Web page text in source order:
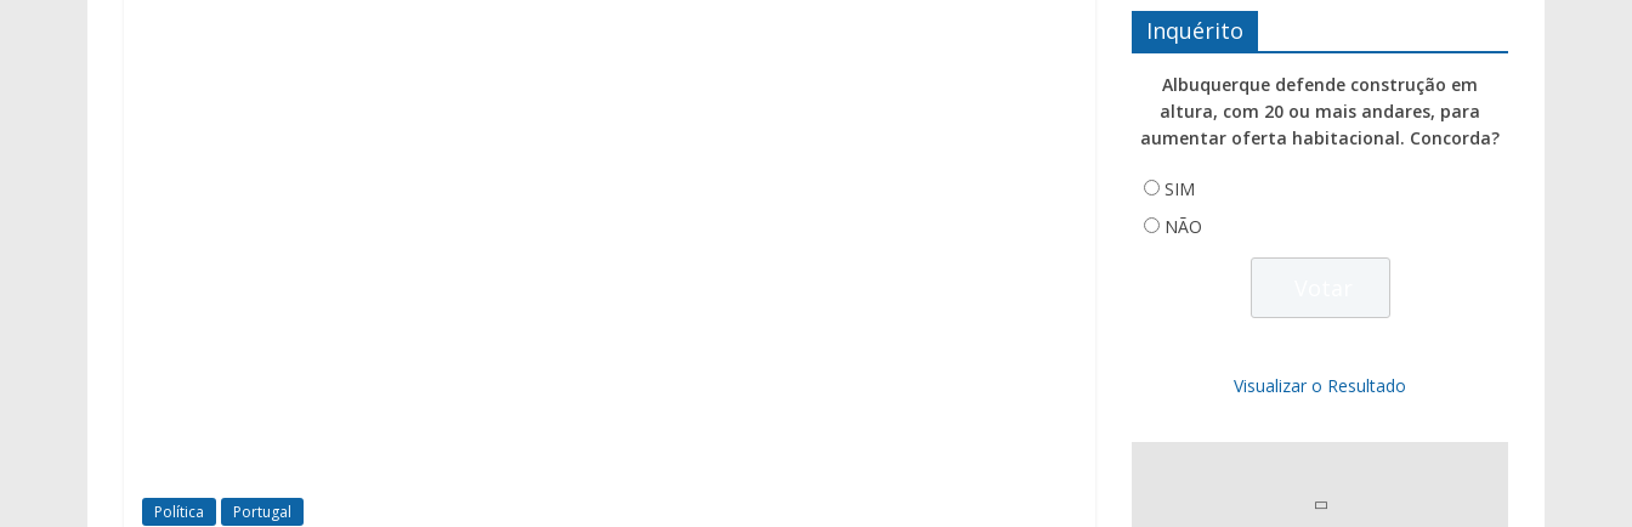
Política Portugal
Inquérito
Albuquerque defende construção em
altura, com 20 ou mais andares, para
aumentar oferta habitacional. Concorda?
SIM
NÃO
Visualizar o Resultado